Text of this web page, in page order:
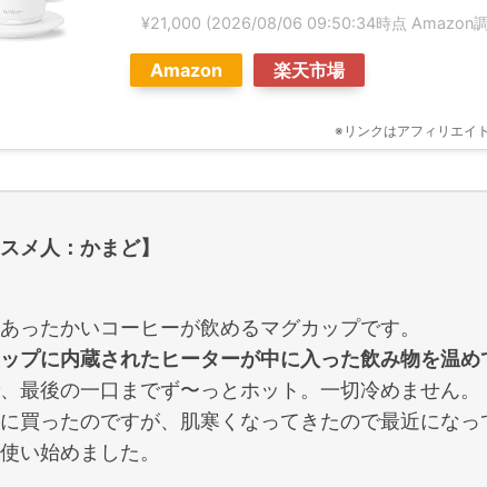
¥21,000 (2026/08/06 09:50:34時点 Amazon
Amazon 楽天市場
※リンクはアフィリエイ
メ人：かまど】
ったかいコーヒーが飲めるマグカップです。
プに内蔵されたヒーターが中に入った飲み物を温め
最後の一口までず〜っとホット。一切冷めません。
買ったのですが、肌寒くなってきたので最近になっ
い始めました。